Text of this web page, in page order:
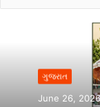
ગુજરાત
June 26, 2026